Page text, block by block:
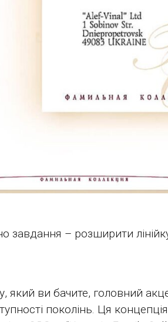
завдання – розширити
який ви бачите, головний
поколінь. Ця